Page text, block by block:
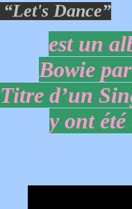
“Let's Dance”
est un
Bowie
Titre d’un
y ont été